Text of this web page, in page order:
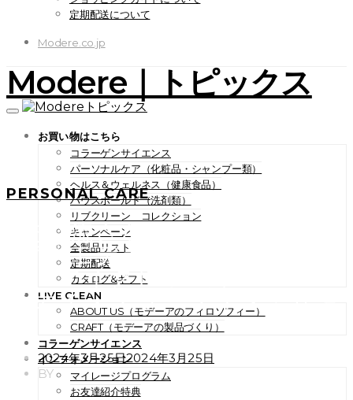
定期配送について
Modere.co.jp
Modere｜トピックス
お買い物はこちら
コラーゲンサイエンス
パーソナルケア（化粧品・シャンプー類）
ヘルス＆ウェルネス（健康食品）
ハウスホールド（洗剤類）
リブクリーン コレクション
キャンペーン
全製品リスト
定期配送
カタログ&ギフト
LIVE CLEAN
ABOUT US（モデーアのフィロソフィー）
CRAFT（モデーアの製品づくり）
コラーゲンサイエンス
インフォメーション
マイレージプログラム
お友達紹介特典
PERSONAL CARE
“洗い流さないトリートメン
ト”「モデーア セルプルー
フ マイクロボンドパーフェ
クティングリーブイン」が登
場！
POSTED
ON
2024年3月25日2024年3月25日
BY